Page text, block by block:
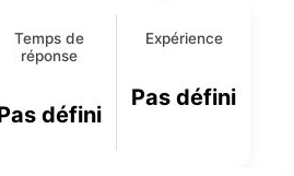
Temps de
réponse
défini
Expérience
Pas défini